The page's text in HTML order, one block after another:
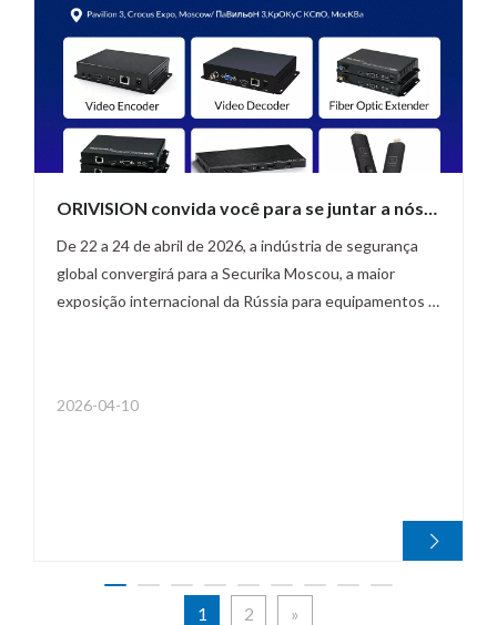
ORIVISION convida você para se juntar a nós
De 22 a 24 de abril de 2026, a indústria de segurança
global convergirá para a Securika Moscou, a maior
exposição internacional da Rússia para equipamentos e
codificação, decodificação e transmissão
2026-04-10
1 2 »